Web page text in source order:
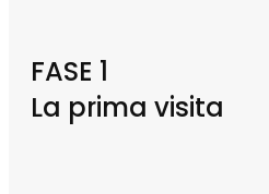
FASE 1
La prima visita